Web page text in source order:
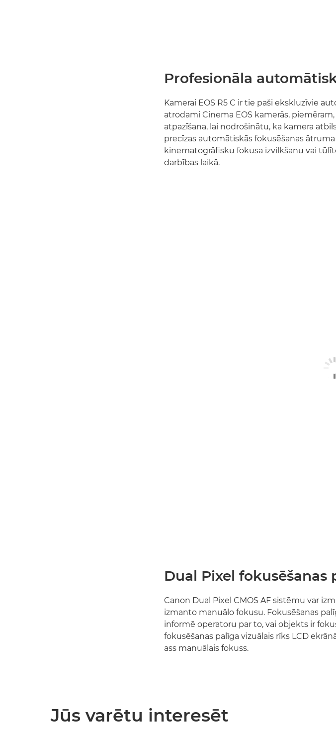
Profesionāla
Kamerai EOS R5 C ir tie paši ekskluzīvie
atrodami Cinema EOS kamerās,
atpazīšana, lai nodrošinātu, ka kamera
precīzas automātiskās fokusēšanas
kinematogrāfisku fokusa izvilkšanu vai
darbības laikā.
Dual Pixel fokusēšanas
Canon Dual Pixel CMOS AF sistēmu var
izmanto manuālo fokusu. Fokusēšanas
informē operatoru par to, vai objekts ir
fokusēšanas palīga vizuālais rīks LCD
ass manuālais fokuss.
Jūs varētu interesēt